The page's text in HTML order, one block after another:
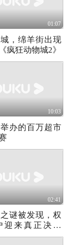
01:07
，绵羊街出现
疯狂动物城2》
10:03
办的百万超市
02:41
谜被发现，权
迎来真正决战